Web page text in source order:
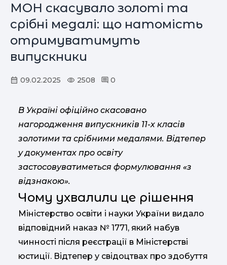
МОН скасувало золоті та
срібні медалі: що натомість
отримуватимуть
випускники
09.02.2025 2508 0
В Україні офіційно скасовано
нагородження випускників 11-х класів
золотими та срібними медалями. Відтепер
у документах про освіту
застосовуватиметься формулювання «з
відзнакою».
Чому ухвалили це рішення
Міністерство освіти і науки України видало
відповідний наказ № 1771, який набув
чинності після реєстрації в Міністерстві
юстиції. Відтепер у свідоцтвах про здобуття